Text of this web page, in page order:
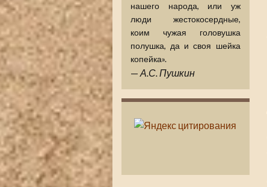
нашего народа, или уж
люди жестокосердные,
коим чужая головушка
полушка, да и своя шейка
копейка».
— А.С. Пушкин